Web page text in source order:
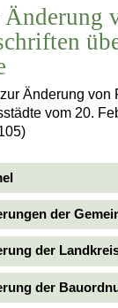
Änderung
Änderung von
vom 20.
der
der
der